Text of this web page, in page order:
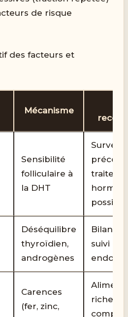
de risque
des facteurs et
Mécanisme
Sensibilité
folliculaire à
la DHT
possible
Déséquilibre
thyroïdien,
androgènes
Bilans
suivi
Carences
(fer, zinc,
riche +